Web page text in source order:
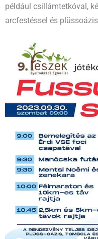
például csillámtetkóval,
arcfestéssel és